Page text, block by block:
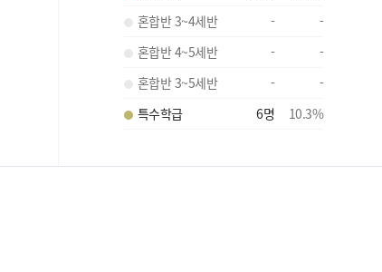
혼합반 3~4세반
-
-
혼합반 4~5세반
-
-
혼합반 3~5세반
-
-
특수학급
6명 10.3%